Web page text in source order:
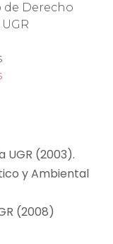
Derecho
UGR (2003).
y Ambiental
(2008)